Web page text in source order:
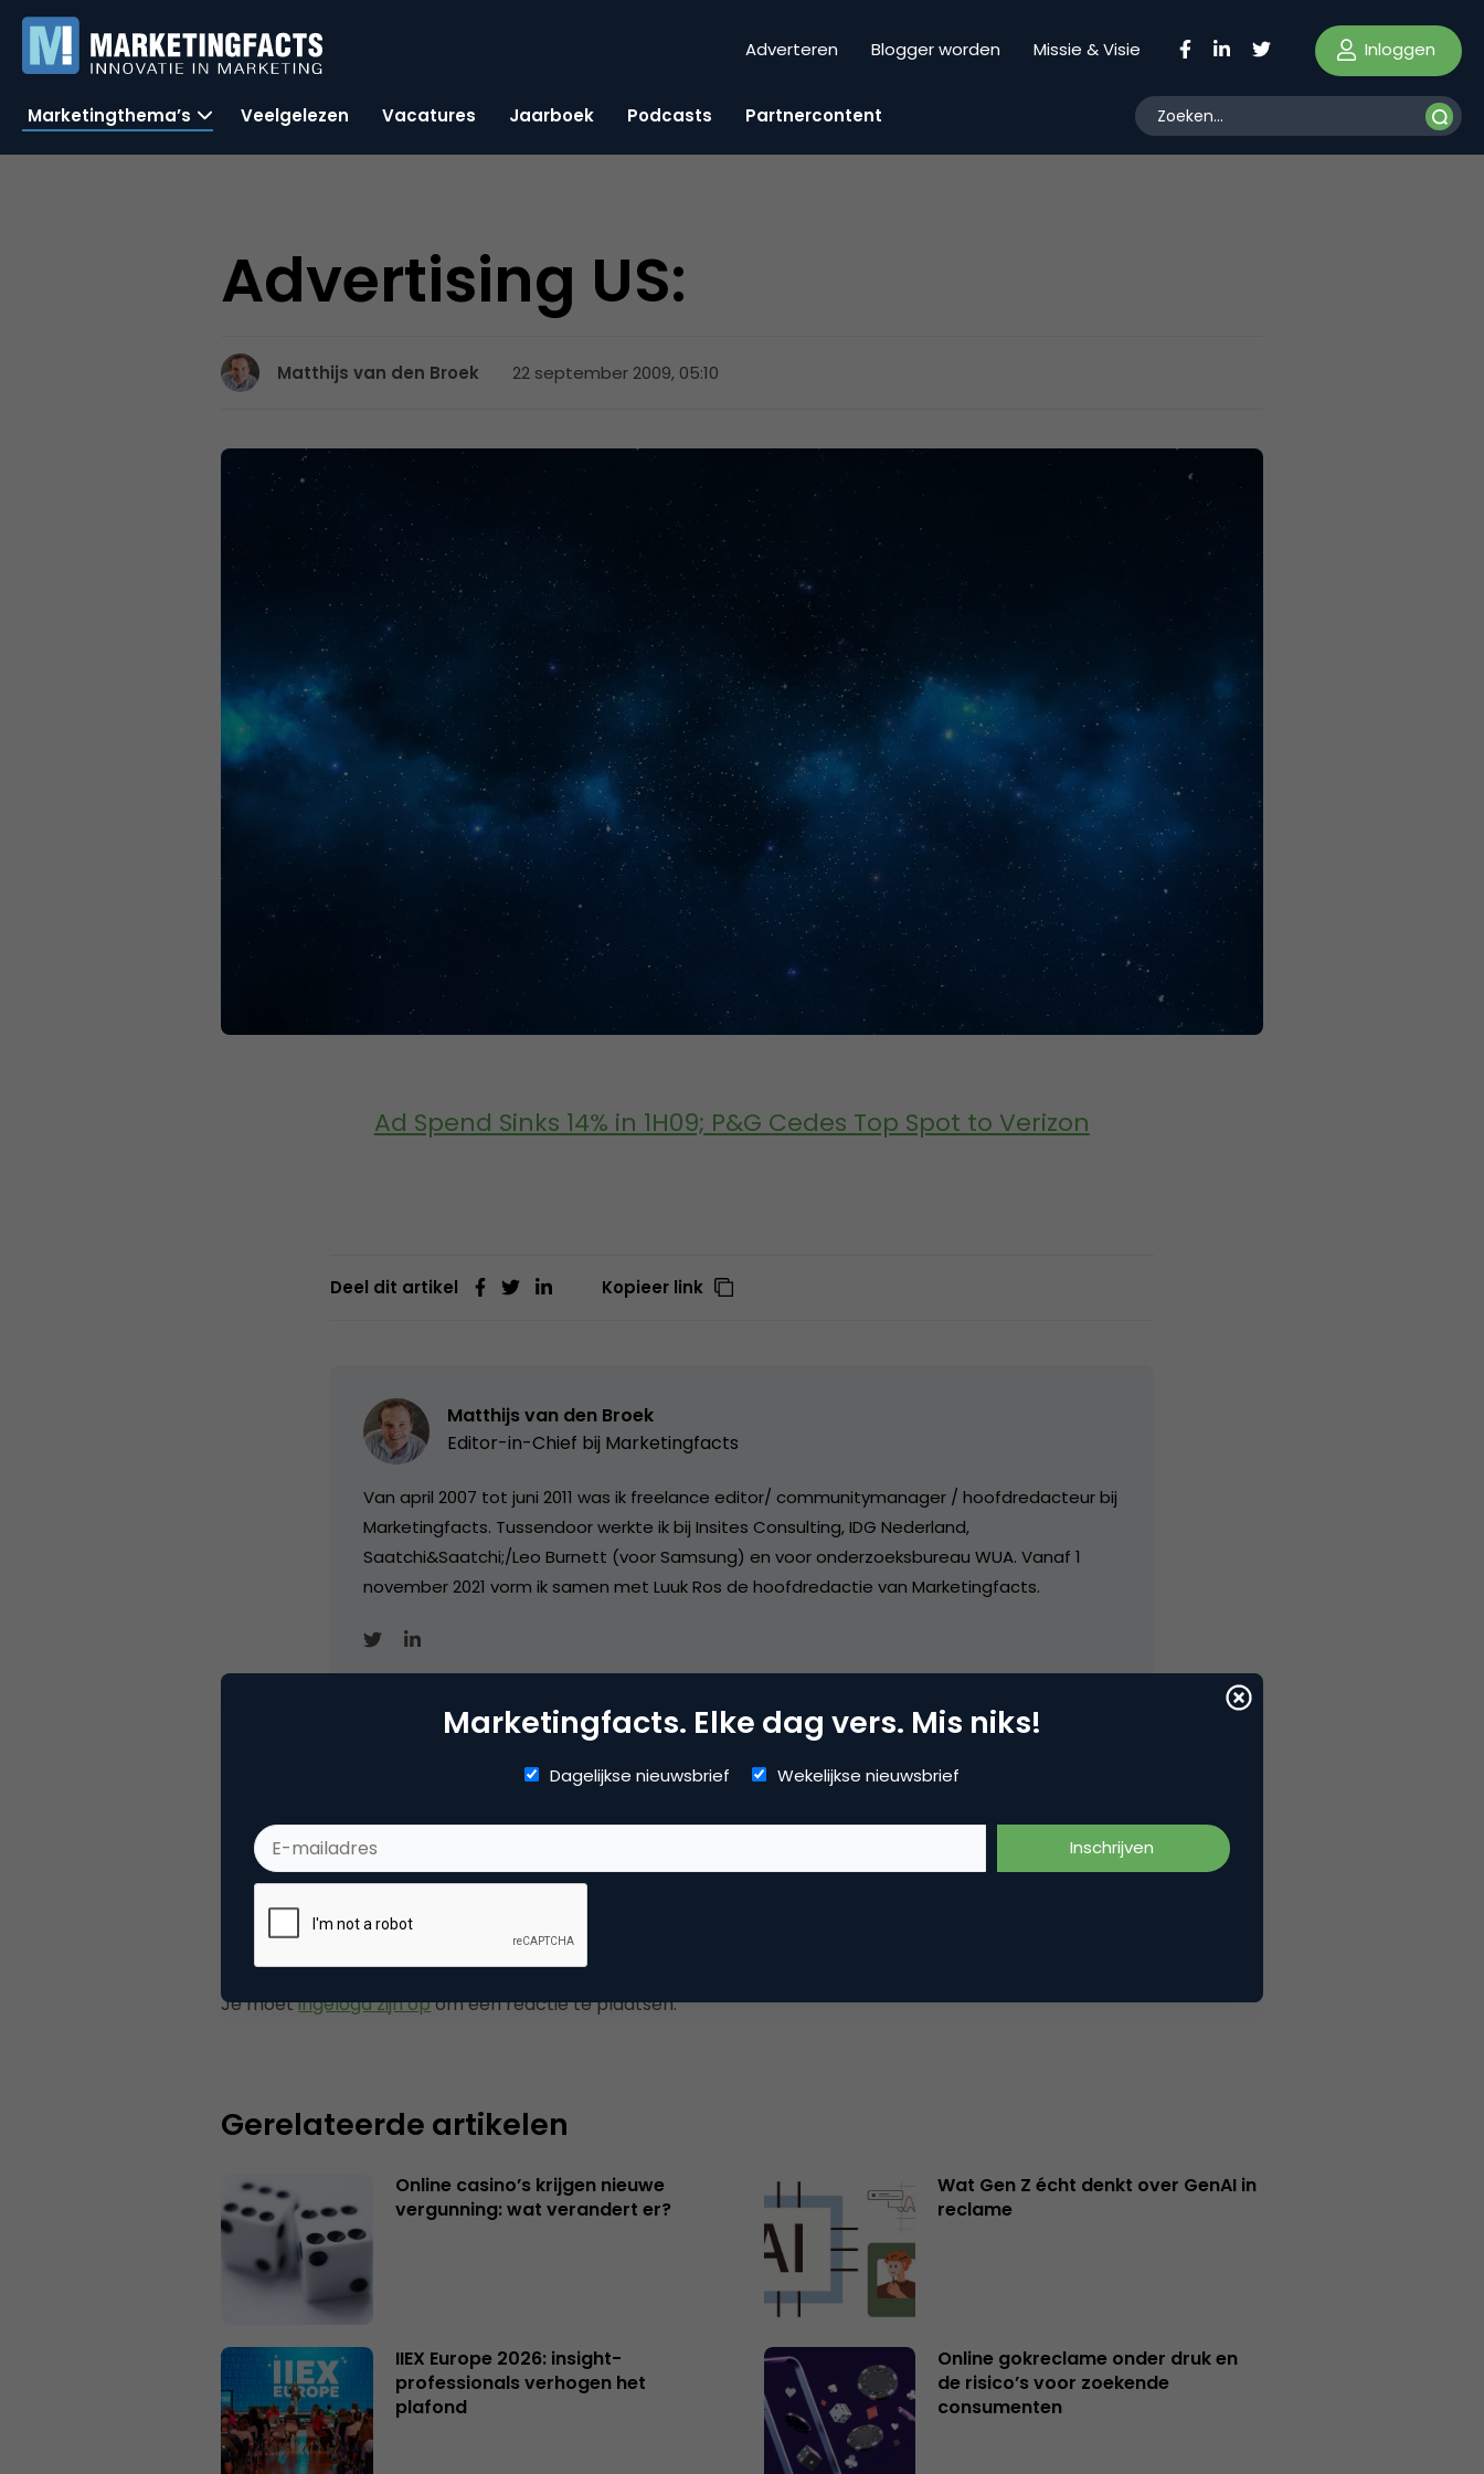
Adverteren Blogger worden Missie & Visie Inloggen
Marketingthema’s Veelgelezen Vacatures Jaarboek Podcasts Partnercontent
Advertising US:
Matthijs van den Broek 22 september 2009, 05:10
Ad Spend Sinks 14% in 1H09; P&G Cedes Top Spot to Verizon
Deel dit artikel Kopieer link
Matthijs van den Broek
Editor-in-Chief bij Marketingfacts
Van april 2007 tot juni 2011 was ik freelance editor/ communitymanager / hoofdredacteur bij
Marketingfacts. Tussendoor werkte ik bij Insites Consulting, IDG Nederland,
Saatchi&Saatchi;/Leo Burnett (voor Samsung) en voor onderzoeksbureau WUA. Vanaf 1
november 2021 vorm ik samen met Luuk Ros de hoofdredactie van Marketingfacts.
Advertising
Plaats reactie
Je moetingelogd zijn opom een reactie te plaatsen.
Gerelateerde artikelen
Online casino’s krijgen nieuwe
vergunning: wat verandert er?
Wat Gen Z écht denkt over GenAI in
reclame
IIEX Europe 2026: insight-
professionals verhogen het
plafond
Online gokreclame onder druk en
de risico’s voor zoekende
consumenten
Marketingfacts. Elke dag vers. Mis niks!
Dagelijkse nieuwsbrief Wekelijkse nieuwsbrief